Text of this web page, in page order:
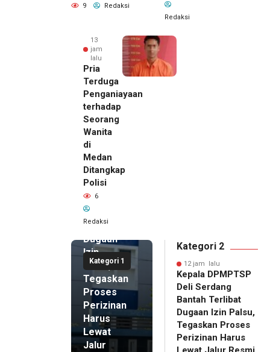
9 Redaksi
Redaksi
13
jam
lalu
Pria
Terduga
Penganiayaan
terhadap
Seorang
Wanita
di
Medan
Ditangkap
Polisi
6
Redaksi
Kategori 1
12 jam lalu
Kepala
DPMPTSP
Deli
Serdang
Bantah
Terlibat
Dugaan
Izin
Palsu,
Tegaskan
Proses
Perizinan
Harus
Lewat
Jalur
Kategori 2
12 jam lalu
Kepala DPMPTSP
Deli Serdang
Bantah Terlibat
Dugaan Izin Palsu,
Tegaskan Proses
Perizinan Harus